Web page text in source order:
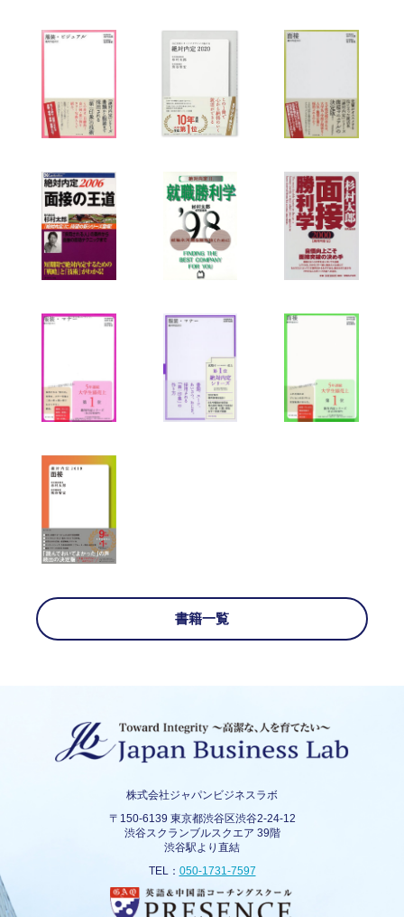
書籍一覧
株式会社ジャパンビジネスラボ
〒150-6139 東京都渋谷区渋谷2-24-12
渋谷スクランブルスクエア 39階
渋谷駅より直結
TEL： 050-1731-7597